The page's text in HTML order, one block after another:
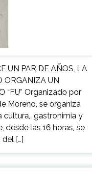
UN PAR DE AÑOS, LA
ORGANIZA UN
“FU” Organizado por
Moreno, se organiza
cultura,. gastronimia y
desde las 16 horas, se
[…]